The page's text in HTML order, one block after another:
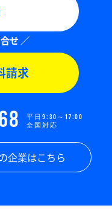
請求
平日9:30～17:00
全国対応
企業はこちら